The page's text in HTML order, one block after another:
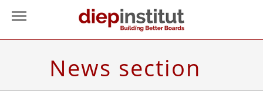
News section